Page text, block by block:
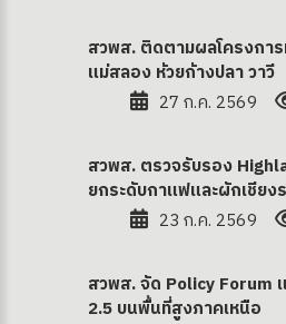
สวพส. ติดตามผลโครงการ
แม่สลอง ห้วยก้างปลา วาวี
27 ก.ค. 2569
สวพส. ตรวจรับรอง
ยกระดับกาแฟและผักเชียง
23 ก.ค. 2569
สวพส. จัด Policy Forum
2.5 บนพื้นที่สูงภาคเหนือ